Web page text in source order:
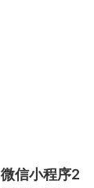
微信小程序2